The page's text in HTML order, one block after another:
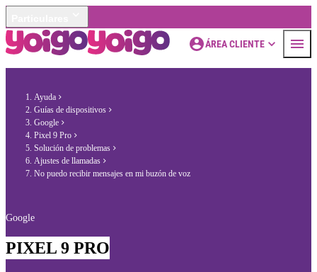
ÁREA CLIENTE
Ayuda
Guías de dispositivos
Google
Pixel 9 Pro
Solución de problemas
Ajustes de llamadas
No puedo recibir mensajes en mi buzón de voz
Google
PIXEL 9 PRO